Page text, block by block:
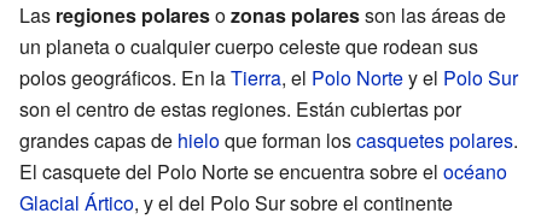
Las regiones polaresozonas polaresson las áreas de
un planeta o cualquier cuerpo celeste que rodean sus
polos geográficos. En laTierra, el Polo Nortey el Polo Sur
son el centro de estas regiones. Están cubiertas por
grandes capas de hieloque forman loscasquetes polares.
El casquete del Polo Norte se encuentra sobre el océano
Glacial Ártico, y el del Polo Sur sobre el continente